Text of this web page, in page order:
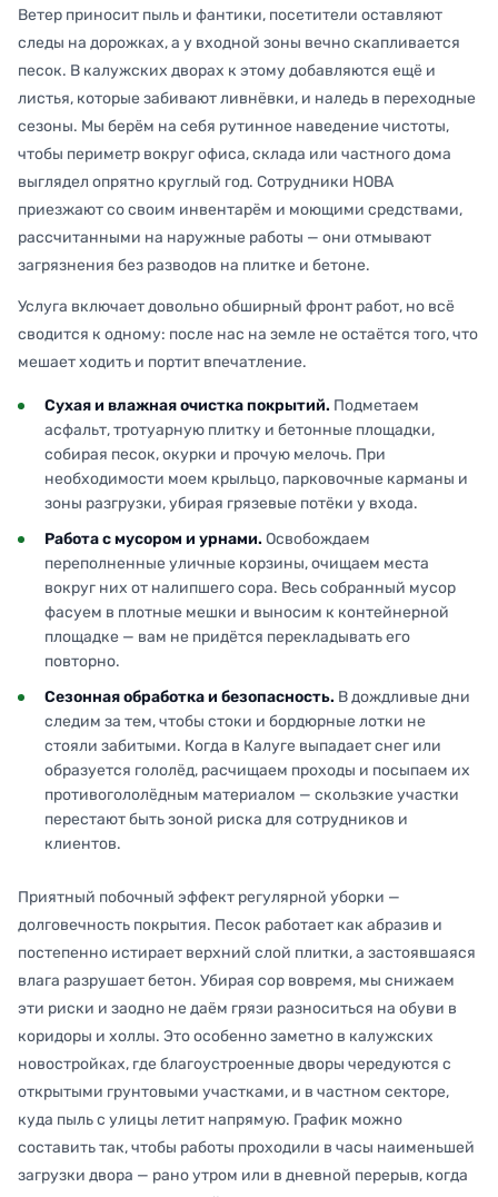
Ветер приносит пыль и фантики, посетители оставляют
следы на дорожках, а у входной зоны вечно скапливается
песок. В калужских дворах к этому добавляются ещё и
листья, которые забивают ливнёвки, и наледь в переходные
сезоны. Мы берём на себя рутинное наведение чистоты,
чтобы периметр вокруг офиса, склада или частного дома
выглядел опрятно круглый год. Сотрудники НОВА
приезжают со своим инвентарём и моющими средствами,
рассчитанными на наружные работы — они отмывают
загрязнения без разводов на плитке и бетоне.
Услуга включает довольно обширный фронт работ, но всё
сводится к одному: после нас на земле не остаётся того, что
мешает ходить и портит впечатление.
Сухая и влажная очистка покрытий. Подметаем
асфальт, тротуарную плитку и бетонные площадки,
собирая песок, окурки и прочую мелочь. При
необходимости моем крыльцо, парковочные карманы и
зоны разгрузки, убирая грязевые потёки у входа.
Работа с мусором и урнами. Освобождаем
переполненные уличные корзины, очищаем места
вокруг них от налипшего сора. Весь собранный мусор
фасуем в плотные мешки и выносим к контейнерной
площадке — вам не придётся перекладывать его
повторно.
Сезонная обработка и безопасность. В дождливые дни
следим за тем, чтобы стоки и бордюрные лотки не
стояли забитыми. Когда в Калуге выпадает снег или
образуется гололёд, расчищаем проходы и посыпаем их
противогололёдным материалом — скользкие участки
перестают быть зоной риска для сотрудников и
клиентов.
Приятный побочный эффект регулярной уборки —
долговечность покрытия. Песок работает как абразив и
постепенно истирает верхний слой плитки, а застоявшаяся
влага разрушает бетон. Убирая сор вовремя, мы снижаем
эти риски и заодно не даём грязи разноситься на обуви в
коридоры и холлы. Это особенно заметно в калужских
новостройках, где благоустроенные дворы чередуются с
открытыми грунтовыми участками, и в частном секторе,
куда пыль с улицы летит напрямую. График можно
составить так, чтобы работы проходили в часы наименьшей
загрузки двора — рано утром или в дневной перерыв, когда